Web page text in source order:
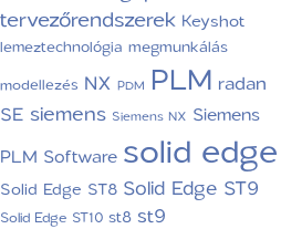
tervezőrendszerek Keyshot
lemeztechnológia megmunkálás
modellezés NX PDM PLM radan
SE siemens Siemens NX Siemens
PLM Software solid edge
Solid Edge ST8 Solid Edge ST9
Solid Edge ST10 st8 st9